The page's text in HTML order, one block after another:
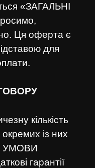
«ЗАГАЛЬНІ
Ця оферта є
для
кількість
окремих із них
УМОВИ
гарантії